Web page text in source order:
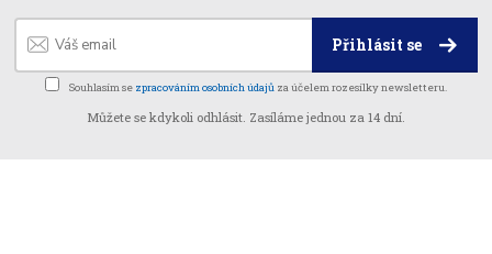
Přihlásit se
Souhlasím se zpracováním osobních údajů za účelem rozesílky newsletteru.
Můžete se kdykoli odhlásit. Zasíláme jednou za 14 dní.